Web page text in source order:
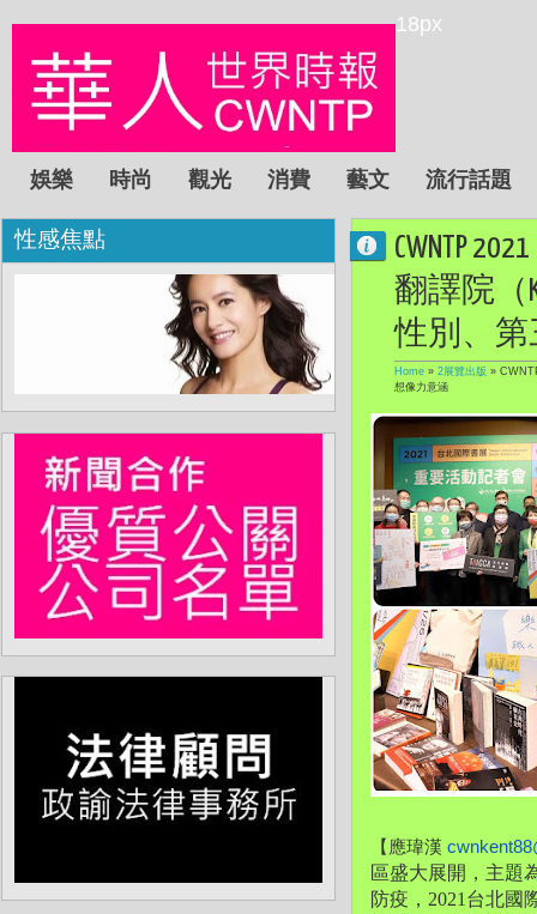
18px
娛樂 時尚 觀光 消費 藝文 流行話題
CWNTP
翻譯院（
性別、第
Home » 2展覽出版 »
想像力意涵
【應瑋漢
區盛大展開， 主題
防疫， 2021台北國
性感焦點